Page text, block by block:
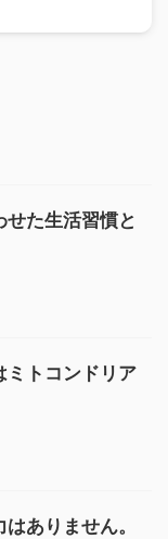
た生活習慣と
ミトコンドリア
ありません。